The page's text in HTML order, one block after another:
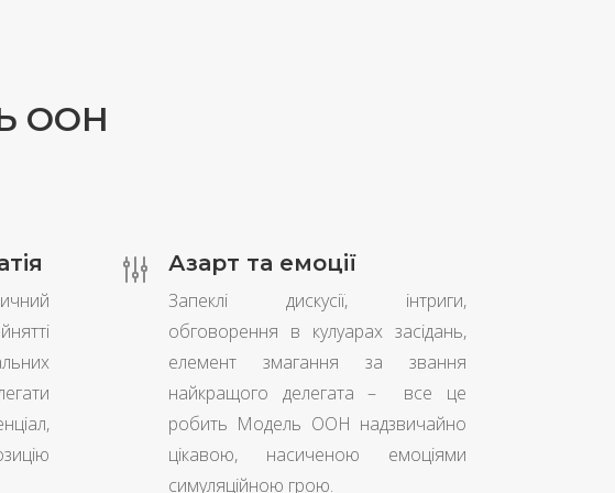
ООН
g Азарт та емоції
Запеклі дискусії, інтриги,
обговорення в кулуарах засідань,
елемент змагання за звання
найкращого делегата – все це
робить Модель ООН надзвичайно
цікавою, насиченою емоціями
симуляційною грою.